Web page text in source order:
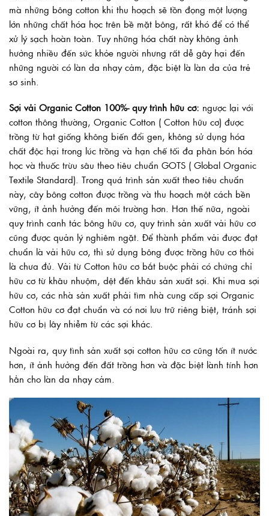
mà những bông cotton khi thu hoạch sẽ tồn đọng một lượng
lớn những chất hóa học trên bề mặt bông, rất khó để có thể
xử lý sạch hoàn toàn. Tuy những hóa chất này không ảnh
hưởng nhiều đến sức khỏe người nhưng rất dễ gây hại đến
những người có làn da nhạy cảm, đặc biệt là làn da của trẻ
sơ sinh.
Sợi vải Organic Cotton 100%- quy trình hữu cơ: ngược lại với
cotton thông thường, Organic Cotton ( Cotton hữu cơ) được
trồng từ hạt giống không biến đổi gen, không sử dụng hóa
chất độc hại trong lúc trồng và hạn chế tối đa phân bón hóa
học và thuốc trừu sâu theo tiêu chuẩn GOTS ( Global Organic
Textile Standard). Trong quá trình sản xuất theo tiêu chuẩn
này, cây bông cotton được trồng và thu hoạch một cách bền
vững, ít ảnh hưởng đến môi trường hơn. Hơn thế nữa, ngoài
quy trình canh tác bông hữu cơ, quy trình sản xuất vải hữu cơ
cũng được quản lý nghiêm ngặt. Để thành phẩm vải được đạt
chuẩn là vải hữu cơ, thì sử dụng bông được trồng hữu cơ thôi
là chưa đủ. Vải từ Cotton hữu cơ bắt buộc phải có chứng chỉ
hữu cơ từ khâu nhuộm, dệt đến khâu sản xuất sợi. Khi mua sợi
hữu cơ, các nhà sản xuất phải tìm nhà cung cấp sợi Organic
Cotton hữu cơ đạt chuẩn và có nơi lưu trữ riêng biệt, tránh sợi
hữu cơ bị lây nhiễm từ các sợi khác.
Ngoài ra, quy tình sản xuất sợi cotton hữu cơ cũng tốn ít nước
hơn, ít ảnh hưởng đến đất trồng hơn và đặc biệt lành tính hơn
hẳn cho làn da nhạy cảm.